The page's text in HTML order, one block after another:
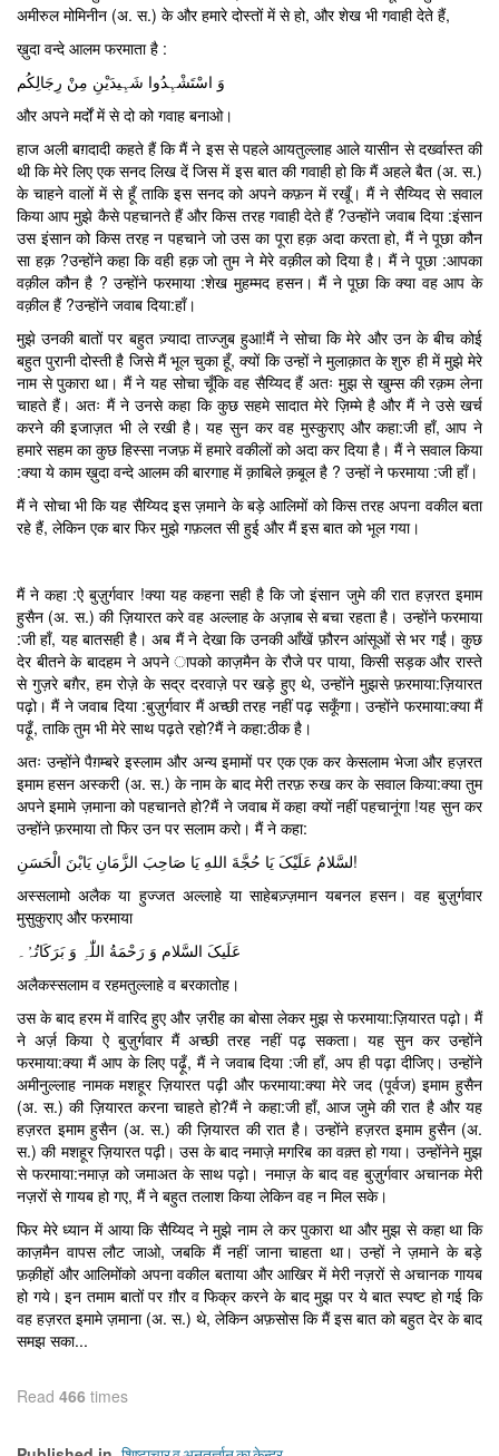
अमीरुल मोमिनीन (अ. स.) के और हमारे दोस्तों में से हो, और शेख भी गवाही देते हैं,
ख़ुदा वन्दे आलम फरमाता है :
وَ اسْتَشْہِدُوا شَہِیدَیْنِ مِنْ رِجَالِکُم
और अपने मर्दों में से दो को गवाह बनाओ।
हाज अली बग़दादी कहते हैं कि मैं ने इस से पहले आयतुल्लाह आले यासीन से दर्ख्वास्त की
थी कि मेरे लिए एक सनद लिख दें जिस में इस बात की गवाही हो कि मैं अहले बैत (अ. स.)
के चाहने वालों में से हूँ ताकि इस सनद को अपने कफ़न में रखूँ। मैं ने सैय्यिद से सवाल
किया आप मुझे कैसे पहचानते हैं और किस तरह गवाही देते हैं ?उन्होंने जवाब दिया :इंसान
उस इंसान को किस तरह न पहचाने जो उस का पूरा हक़ अदा करता हो, मैं ने पूछा कौन
सा हक़ ?उन्होंने कहा कि वही हक़ जो तुम ने मेरे वक़ील को दिया है। मैं ने पूछा :आपका
वक़ील कौन है ? उन्होंने फरमाया :शेख मुहम्मद हसन। मैं ने पूछा कि क्या वह आप के
वक़ील हैं ?उन्होंने जवाब दिया:हाँ।
मुझे उनकी बातों पर बहुत ज़्यादा ताज्जुब हुआ!मैं ने सोचा कि मेरे और उन के बीच कोई
बहुत पुरानी दोस्ती है जिसे मैं भूल चुका हूँ, क्यों कि उन्हों ने मुलाक़ात के शुरु ही में मुझे मेरे
नाम से पुकारा था। मैं ने यह सोचा चूँकि वह सैय्यिद हैं अतः मुझ से खुम्स की रक़म लेना
चाहते हैं। अतः मैं ने उनसे कहा कि कुछ सहमे सादात मेरे ज़िम्मे है और मैं ने उसे खर्च
करने की इजाज़त भी ले रखी है। यह सुन कर वह मुस्कुराए और कहा:जी हाँ, आप ने
हमारे सहम का कुछ हिस्सा नजफ़ में हमारे वकीलों को अदा कर दिया है। मैं ने सवाल किया
:क्या ये काम ख़ुदा वन्दे आलम की बारगाह में क़ाबिले क़बूल है ? उन्हों ने फरमाया :जी हाँ।
मैं ने सोचा भी कि यह सैय्यिद इस ज़माने के बड़े आलिमों को किस तरह अपना वकील बता
रहे हैं, लेकिन एक बार फिर मुझे गफ़लत सी हुई और मैं इस बात को भूल गया।
मैं ने कहा :ऐ बुज़ुर्गवार !क्या यह कहना सही है कि जो इंसान जुमे की रात हज़रत इमाम
हुसैन (अ. स.) की ज़ियारत करे वह अल्लाह के अज़ाब से बचा रहता है। उन्होंने फरमाया
:जी हाँ, यह बातसही है। अब मैं ने देखा कि उनकी आँखें फ़ौरन आंसूओं से भर गईं। कुछ
देर बीतने के बादहम ने अपने ापको काज़मैन के रौजे पर पाया, किसी सड़क और रास्ते
से गुज़रे बग़ैर, हम रोज़े के सद्र दरवाज़े पर खड़े हुए थे, उन्होंने मुझसे फ़रमाया:ज़ियारत
पढ़ो। मैं ने जवाब दिया :बुज़ुर्गवार मैं अच्छी तरह नहीं पढ़ सकूँगा। उन्होंने फरमाया:क्या मैं
पढ़ूँ, ताकि तुम भी मेरे साथ पढ़ते रहो?मैं ने कहा:ठीक है।
अतः उन्होंने पैग़म्बरे इस्लाम और अन्य इमामों पर एक एक कर केसलाम भेजा और हज़रत
इमाम हसन अस्करी (अ. स.) के नाम के बाद मेरी तरफ़ रुख कर के सवाल किया:क्या तुम
अपने इमामे ज़माना को पहचानते हो?मैं ने जवाब में कहा क्यों नहीं पहचानूंगा !यह सुन कर
उन्होंने फ़रमाया तो फिर उन पर सलाम करो। मैं ने कहा:
لسَّلامُ عَلَیْکَ یَا حُجَّةَ اللهِ یَا صَاحِبَ الزَّمَانِ یَابْنَ الْحَسَنِ!
अस्सलामो अलैक या हुज्जत अल्लाहे या साहेबज़्ज़मान यबनल हसन। वह बुज़ुर्गवार
मुसुकुराए और फरमाया
عَلَیکَ السَّلام وَ رَحْمَةُ اللّٰہِ وَ بَرَکَاتُہُ۔
अलैकस्सलाम व रहमतुल्लाहे व बरकातोह।
उस के बाद हरम में वारिद हुए और ज़रीह का बोसा लेकर मुझ से फरमाया:ज़ियारत पढ़ो। मैं
ने अर्ज़ किया ऐ बुज़ुर्गवार मैं अच्छी तरह नहीं पढ़ सकता। यह सुन कर उन्होंने
फरमाया:क्या मैं आप के लिए पढ़ूँ, मैं ने जवाब दिया :जी हाँ, अप ही पढ़ा दीजिए। उन्होंने
अमीनुल्लाह नामक मशहूर ज़ियारत पढ़ी और फरमाया:क्या मेरे जद (पूर्वज) इमाम हुसैन
(अ. स.) की ज़ियारत करना चाहते हो?मैं ने कहा:जी हाँ, आज जुमे की रात है और यह
हज़रत इमाम हुसैन (अ. स.) की ज़ियारत की रात है। उन्होंने हज़रत इमाम हुसैन (अ.
स.) की मशहूर ज़ियारत पढ़ी। उस के बाद नमाज़े मगरिब का वक़्त हो गया। उन्होंनेने मुझ
से फरमाया:नमाज़ को जमाअत के साथ पढ़ो। नमाज़ के बाद वह बुज़ुर्गवार अचानक मेरी
नज़रों से गायब हो गए, मैं ने बहुत तलाश किया लेकिन वह न मिल सके।
फिर मेरे ध्यान में आया कि सैय्यिद ने मुझे नाम ले कर पुकारा था और मुझ से कहा था कि
काज़मैन वापस लौट जाओ, जबकि मैं नहीं जाना चाहता था। उन्हों ने ज़माने के बड़े
फ़क़ीहों और आलिमोंको अपना वकील बताया और आखिर में मेरी नज़रों से अचानक गायब
हो गये। इन तमाम बातों पर ग़ौर व फिक्र करने के बाद मुझ पर ये बात स्पष्ट हो गई कि
वह हज़रत इमामे ज़माना (अ. स.) थे, लेकिन अफ़सोस कि मैं इस बात को बहुत देर के बाद
समझ सका...
Read 466 times